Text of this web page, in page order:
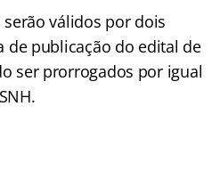
válidos por dois
de publicação do edital de
ser prorrogados por igual